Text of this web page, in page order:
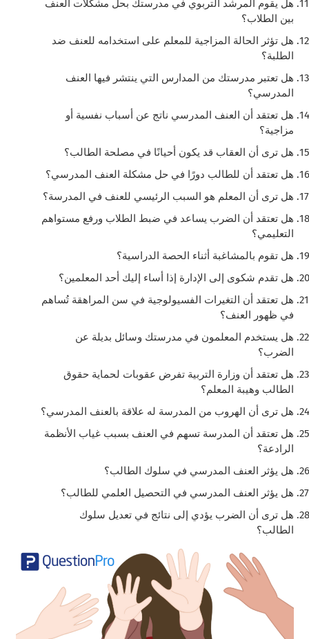
هل يقوم المرشد التربوي في مدرستك بحل مشكلات العنف
بين الطلاب؟
هل تؤثر الحالة المزاجية للمعلم على استخدامه للعنف ضد
الطلبة؟
هل تعتبر مدرستك من المدارس التي ينتشر فيها العنف
المدرسي؟
هل تعتقد أن العنف المدرسي ناتج عن أسباب نفسية أو
مزاجية؟
هل ترى أن العقاب قد يكون أحيانًا في مصلحة الطالب؟
هل تعتقد أن للطالب دورًا في حل مشكلة العنف المدرسي؟
هل ترى أن المعلم هو السبب الرئيسي للعنف في المدرسة؟
هل تعتقد أن الضرب يساعد في ضبط الطلاب ورفع مستواهم
التعليمي؟
هل تقوم بالمشاغبة أثناء الحصة الدراسية؟
هل تقدم شكوى إلى الإدارة إذا أساء إليك أحد المعلمين؟
هل تعتقد أن التغيرات الفسيولوجية في سن المراهقة تُساهم
في ظهور العنف؟
هل يستخدم المعلمون في مدرستك وسائل بديلة عن
الضرب؟
هل تعتقد أن وزارة التربية تفرض عقوبات لحماية حقوق
الطالب وهيبة المعلم؟
هل ترى أن الهروب من المدرسة له علاقة بالعنف المدرسي؟
هل تعتقد أن المدرسة تسهم في العنف بسبب غياب الأنظمة
الرادعة؟
هل يؤثر العنف المدرسي في سلوك الطالب؟
هل يؤثر العنف المدرسي في التحصيل العلمي للطالب؟
هل ترى أن الضرب يؤدي إلى نتائج في تعديل سلوك
الطالب؟